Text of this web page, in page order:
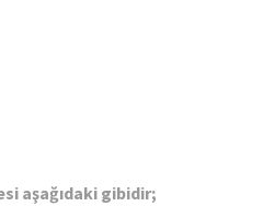
aşağıdaki gibidir;